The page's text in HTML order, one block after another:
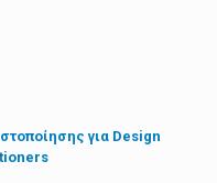
για Design